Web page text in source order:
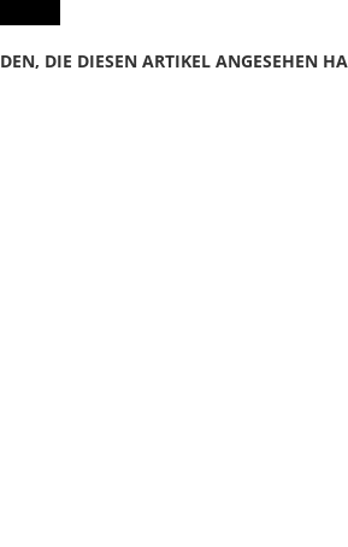
DIE DIESEN ARTIKEL ANGESEHEN